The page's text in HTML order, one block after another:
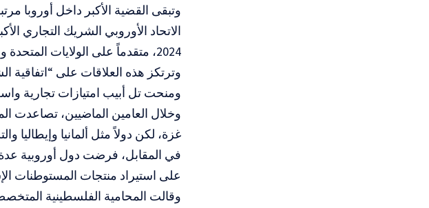
وتبقى القضية الأكبر داخل أوروبا
2024، متقدماً على الولايات المتحدة والصين.
ومنحت تل أبيب امتيازات تجارية
وخلال العامين الماضيين، تصاعدت
غزة، لكن دولاً مثل ألمانيا
في المقابل، فرضت دول أوروبية عدة،
على استيراد منتجات المستوطنات
وقالت المحامية الفلسطينية